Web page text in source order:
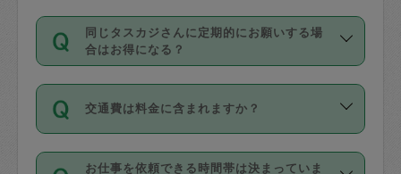
いません。
があり、レビュー件数、レビューの平均
値、などで除々に設定可能な最高額が上
がっていく仕組みになっています。
お支払方法はクレジットカード（Visa／
Master／JCB／AMERICAN EXPRESS／
Diners Club）のみとなります。
を行う際にご入力ください。プロフィー
ル登録時にはご入力いただかなくても大
丈夫です。
同じタスカジさんに定期的にお願いする場
合はお得になる？
依頼には「スポット」と「定期（毎週｜
隔週）」があり、「定期」の依頼は「ス
ポット」よりお得な料金でご利用できま
す。
交通費は料金に含まれますか？
交通費は依頼料金とは別途発生し、依頼
お仕事を依頼できる時間帯は決まっていま